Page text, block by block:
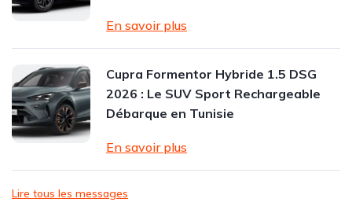
En savoir plus
Cupra Formentor Hybride 1.5 DSG
2026 : Le SUV Sport Rechargeable
Débarque en Tunisie
En savoir plus
Lire tous les messages